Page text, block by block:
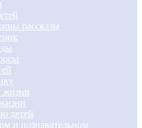
рассказы
жизни
детей
и познавательном